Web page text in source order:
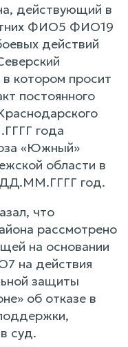
действующий в
ФИО5 ФИО19
действий
котором просит
постоянного
года
«Южный»
области в
год.
что
рассмотрено
на основании
на действия
защиты
об отказе в
суд.